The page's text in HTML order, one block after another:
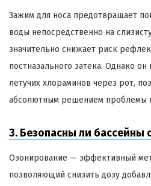
Зажим для носа предотвращает
воды непосредственно на
значительно снижает риск
постназального затека. Однако
летучих хлораминов через рот,
абсолютным решением проблемы
3. Безопасны ли бассейны
Озонирование — эффективный
позволяющий снизить дозу